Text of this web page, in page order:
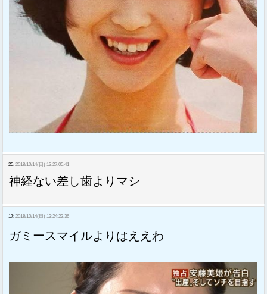
25: 2018/10/14(日) 13:27:05.41
神経ない差し歯よりマシ
17: 2018/10/14(日) 13:24:22.36
ガミースマイルよりはええわ